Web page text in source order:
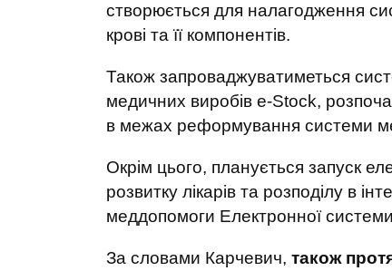
створюється для налагодження
крові та її компонентів.
Також запроваджуватиметься
медичних виробів е-Stock,
в межах реформування системи
Окрім цього, планується запуск
розвитку лікарів та розподілу в
меддопомоги Електронної
За словами Карчевич, також